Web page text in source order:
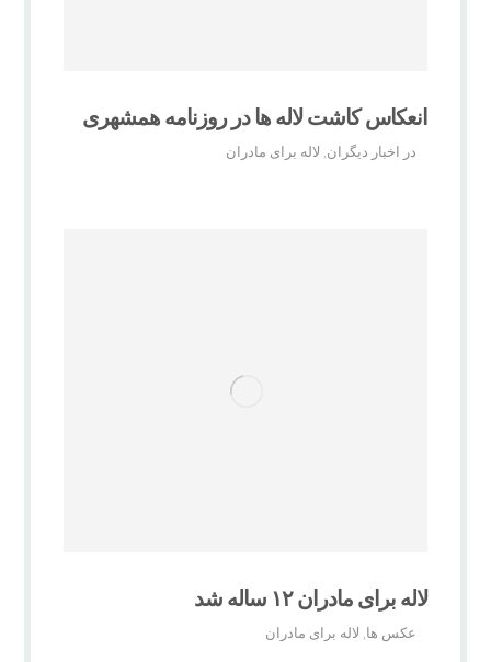
انعکاس کاشت لاله ها در روزنامه همشهری
در اخبار دیگران, لاله برای مادران
لاله برای مادران ۱۲ ساله شد
عکس ها لاله برای مادران